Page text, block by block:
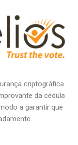
criptográfica
da cédula
a garantir que